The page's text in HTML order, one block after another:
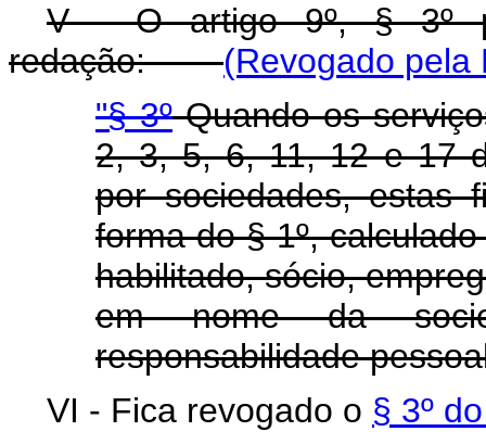
V - O artigo 9º, § 3º
redação:(Revogado pela
"§ 3ºQuando os
2, 3, 5, 6, 11, 12 e 17
por sociedades, estas
forma do § 1º,
habilitado, sócio,
em nome da
responsabilidade
VI - Fica revogado o § 3º